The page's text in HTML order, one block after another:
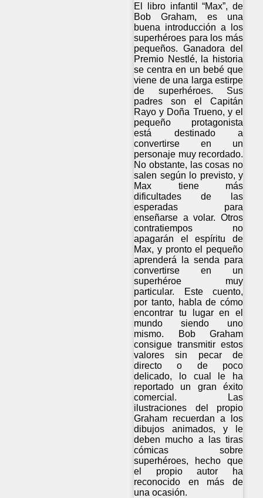
El libro infantil “Max”, de
Bob Graham, es una
buena introducción a los
superhéroes para los más
pequeños. Ganadora del
Premio Nestlé, la historia
se centra en un bebé que
viene de una larga estirpe
de superhéroes. Sus
padres son el Capitán
Rayo y Doña Trueno, y el
pequeño protagonista
está destinado a
convertirse en un
personaje muy recordado.
No obstante, las cosas no
salen según lo previsto, y
Max tiene más
dificultades de las
esperadas para
enseñarse a volar. Otros
contratiempos no
apagarán el espíritu de
Max, y pronto el pequeño
aprenderá la senda para
convertirse en un
superhéroe muy
particular. Este cuento,
por tanto, habla de cómo
encontrar tu lugar en el
mundo siendo uno
mismo. Bob Graham
consigue transmitir estos
valores sin pecar de
directo o de poco
delicado, lo cual le ha
reportado un gran éxito
comercial. Las
ilustraciones del propio
Graham recuerdan a los
dibujos animados, y le
deben mucho a las tiras
cómicas sobre
superhéroes, hecho que
el propio autor ha
reconocido en más de
una ocasión.